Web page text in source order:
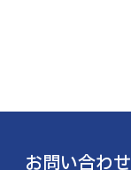
お問い合わせ